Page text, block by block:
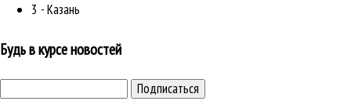
3 - Казань
Будь в курсе новостей
Подписаться